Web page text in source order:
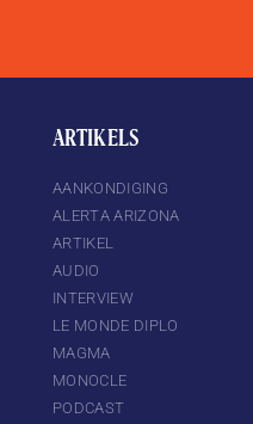
ARTIKELS
AANKONDIGING
ALERTA ARIZONA
ARTIKEL
AUDIO
INTERVIEW
LE MONDE DIPLO
MAGMA
MONOCLE
PODCAST